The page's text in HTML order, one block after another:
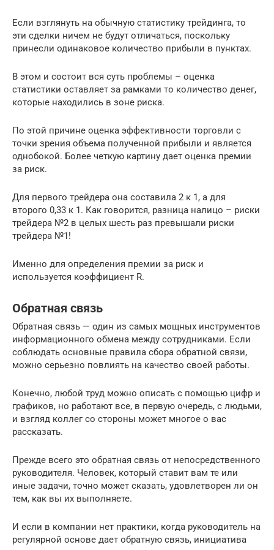
Если взглянуть на обычную статистику трейдинга, то
эти сделки ничем не будут отличаться, поскольку
принесли одинаковое количество прибыли в пунктах.
В этом и состоит вся суть проблемы – оценка
статистики оставляет за рамками то количество денег,
которые находились в зоне риска.
По этой причине оценка эффективности торговли с
точки зрения объема полученной прибыли и является
однобокой. Более четкую картину дает оценка премии
за риск.
Для первого трейдера она составила 2 к 1, а для
второго 0,33 к 1. Как говорится, разница налицо – риски
трейдера №2 в целых шесть раз превышали риски
трейдера №1!
Именно для определения премии за риск и
используется коэффициент R.
Обратная связь
Обратная связь — один из самых мощных инструментов
информационного обмена между сотрудниками. Если
соблюдать основные правила сбора обратной связи,
можно серьезно повлиять на качество своей работы.
Конечно, любой труд можно описать с помощью цифр и
графиков, но работают все, в первую очередь, с людьми,
и взгляд коллег со стороны может многое о вас
рассказать.
Прежде всего это обратная связь от непосредственного
руководителя. Человек, который ставит вам те или
иные задачи, точно может сказать, удовлетворен ли он
тем, как вы их выполняете.
И если в компании нет практики, когда руководитель на
регулярной основе дает обратную связь, инициатива